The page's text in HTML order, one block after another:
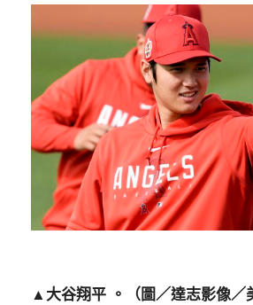
▲大谷翔平 。（圖／達志影像／